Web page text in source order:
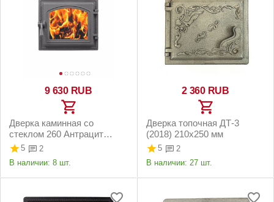
9 630 RUB
Дверка каминная со
стеклом 260 Антрацит
210х250 мм
5
2
В наличии: 8 шт.
2 360 RUB
Дверка топочная ДТ-3
(2018) 210х250 мм
5
2
В наличии: 27 шт.